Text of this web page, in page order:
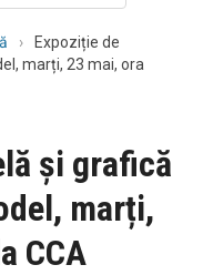
Expoziție de
marți, 23 mai, ora
și grafică
marți,
CCA